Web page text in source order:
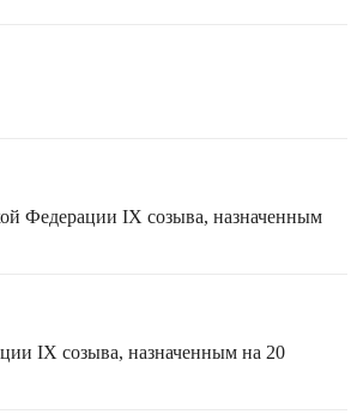
Федерации IX созыва, назначенным
IX созыва, назначенным на 20